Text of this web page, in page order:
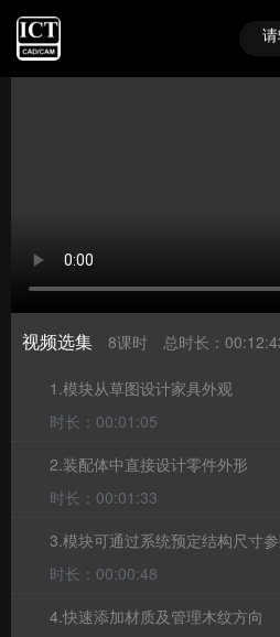
首页
视频选集 8课时 总时长：
1.模块从草图设计家具外观
时长：00:01:05
2.装配体中直接设计零件外形
时长：00:01:33
3.模块可通过系统预定结构尺寸
时长：00:00:48
4.快速添加材质及管理木纹方向